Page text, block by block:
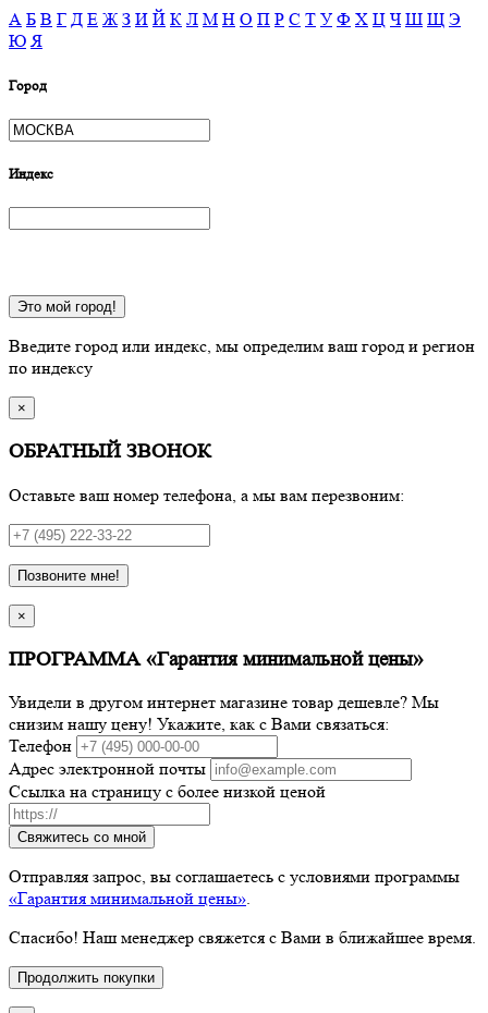
А Б В Г Д Е Ж З И Й К Л М Н О П Р С Т У Ф Х Ц Ч Ш Щ Э
Ю Я
Город
Индекс
Это мой город!
Введите город или индекс, мы определим ваш город и регион
по индексу
×
ОБРАТНЫЙ ЗВОНОК
Оставьте ваш номер телефона, а мы вам перезвоним:
Позвоните мне!
×
ПРОГРАММА «Гарантия минимальной цены»
Увидели в другом интернет магазине товар дешевле? Мы
снизим нашу цену! Укажите, как с Вами связаться:
Телефон
Адрес электронной почты
Ссылка на страницу с более низкой ценой
Свяжитесь со мной
Отправляя запрос, вы соглашаетесь с условиями программы
«Гарантия минимальной цены».
Спасибо! Наш менеджер свяжется с Вами в ближайшее время.
Продолжить покупки